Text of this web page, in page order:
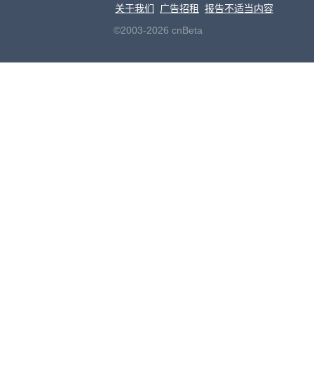
关于我们
广告招租
报告不适当内容
©2003-2026 cnBeta